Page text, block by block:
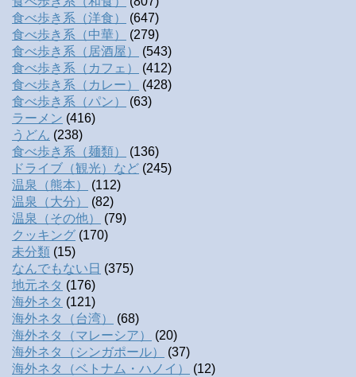
食べ歩き系（洋食）
(647)
食べ歩き系（中華）
(279)
食べ歩き系（居酒屋）
(543)
食べ歩き系（カフェ）
(412)
食べ歩き系（カレー）
(428)
食べ歩き系（パン）
(63)
ラーメン (416)
うどん (238)
食べ歩き系（麺類）
(136)
ドライブ（観光）など (245)
温泉（熊本）
(112)
温泉（大分）
(82)
温泉（その他）
(79)
クッキング (170)
未分類 (15)
なんでもない日 (375)
地元ネタ (176)
海外ネタ (121)
海外ネタ（台湾）
(68)
海外ネタ（マレーシア）
(20)
海外ネタ（シンガポール）
(37)
海外ネタ（ベトナム・ハノイ）
(12)